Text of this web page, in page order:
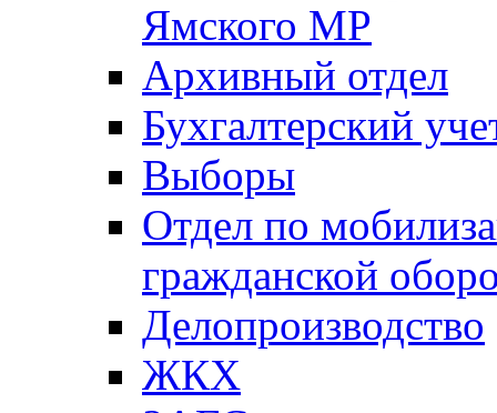
Ямского МР
Архивный отдел
Бухгалтерский
Выборы
Отдел по
гражданской
Делопроизводство
ЖКХ